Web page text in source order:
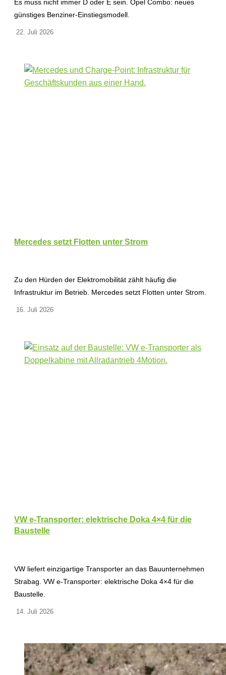
Es muss nicht immer D oder E sein. Opel Combo: neues
günstiges Benziner-Einstiegsmodell.
22. Juli 2026
Mercedes setzt Flotten unter Strom
Zu den Hürden der Elektromobilität zählt häufig die
Infrastruktur im Betrieb. Mercedes setzt Flotten unter Strom.
16. Juli 2026
VW e-Transporter: elektrische Doka 4×4 für die
Baustelle
VW liefert einzigartige Transporter an das Bauunternehmen
Strabag. VW e-Transporter: elektrische Doka 4×4 für die
Baustelle.
14. Juli 2026